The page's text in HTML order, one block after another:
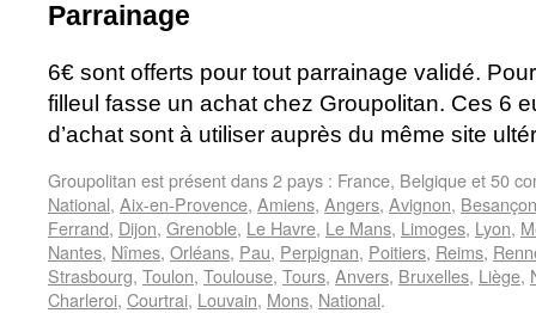
Parrainage
6€ sont offerts pour tout parrainage validé.
filleul fasse un achat chez Groupolitan. Ces 6
d’achat sont à utiliser auprès du même site
Groupolitan est présent dans 2 pays : France, Belgique et 50
National, Aix-en-Provence, Amiens, Angers, Avignon, Besançon
Ferrand, Dijon, Grenoble, Le Havre, Le Mans, Limoges, Lyon,
Nantes, Nîmes, Orléans, Pau, Perpignan, Poitiers, Reims,
Strasbourg, Toulon, Toulouse, Tours, Anvers, Bruxelles, Liège,
Charleroi, Courtrai, Louvain, Mons, National.